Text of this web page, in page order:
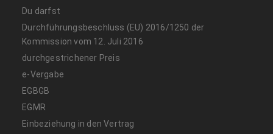
Du darfst
Durchführungsbeschluss (EU) 2016/1250 der
Kommission vom 12. Juli 2016
durchgestrichener Preis
e-Vergabe
EGBGB
EGMR
Einbeziehung in den Vertrag